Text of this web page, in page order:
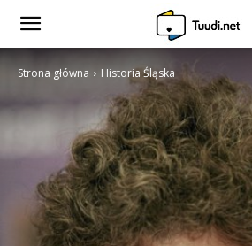
Strona główna Historia Śląska